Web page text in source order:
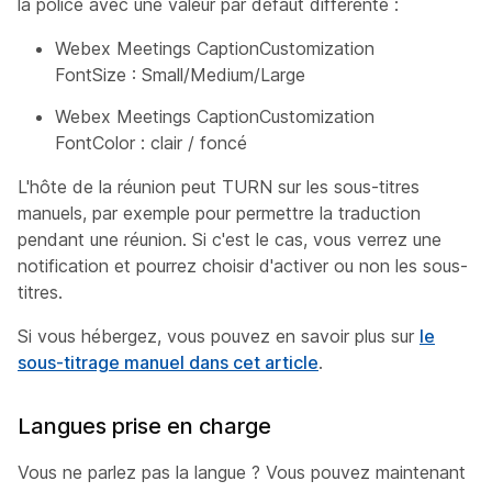
la police avec une valeur par défaut différente :
Webex Meetings CaptionCustomization
FontSize : Small/Medium/Large
Webex Meetings CaptionCustomization
FontColor : clair / foncé
L'hôte de la réunion peut TURN sur les sous-titres
manuels, par exemple pour permettre la traduction
pendant une réunion. Si c'est le cas, vous verrez une
notification et pourrez choisir d'activer ou non les sous-
titres.
Si vous hébergez, vous pouvez en savoir plus sur le
sous-titrage manuel dans cet article.
Langues prise en charge
Vous ne parlez pas la langue ? Vous pouvez maintenant